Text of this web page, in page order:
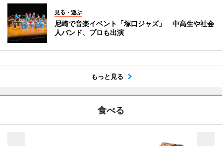
見る・遊ぶ
尼崎で音楽イベント「塚口ジャズ」 中高生や社会
人バンド、プロも出演
もっと見る
食べる